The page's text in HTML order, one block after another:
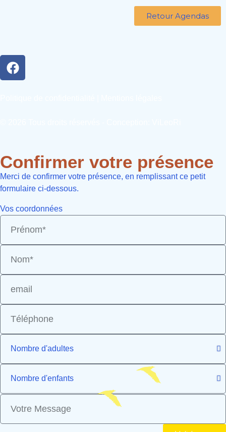
Retour Agendas
Confirmer votre présence
Merci de confirmer votre présence, en remplissant ce petit
formulaire ci-dessous.
Vos coordonnées